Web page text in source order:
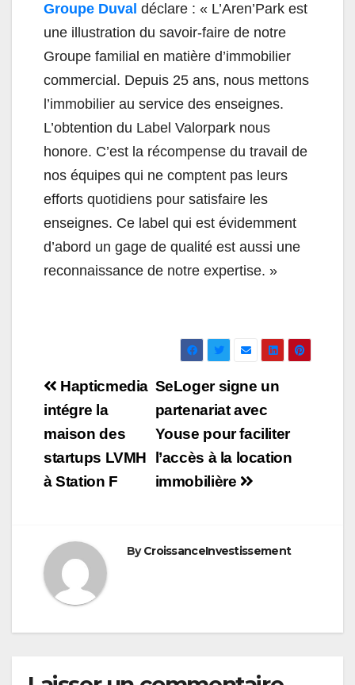
Groupe Duval déclare : « L’Aren’Park est
une illustration du savoir-faire de notre
Groupe familial en matière d’immobilier
commercial. Depuis 25 ans, nous mettons
l’immobilier au service des enseignes.
L’obtention du Label Valorpark nous
honore. C’est la récompense du travail de
nos équipes qui ne comptent pas leurs
efforts quotidiens pour satisfaire les
enseignes. Ce label qui est évidemment
d’abord un gage de qualité est aussi une
reconnaissance de notre expertise. »
Navigation
de
l’article
SeLoger signe un
partenariat avec
Youse pour faciliter
l’accès à la location
immobilière
Hapticmedia
intégre la
maison des
startups LVMH
à Station F
ByCroissanceInvestissement